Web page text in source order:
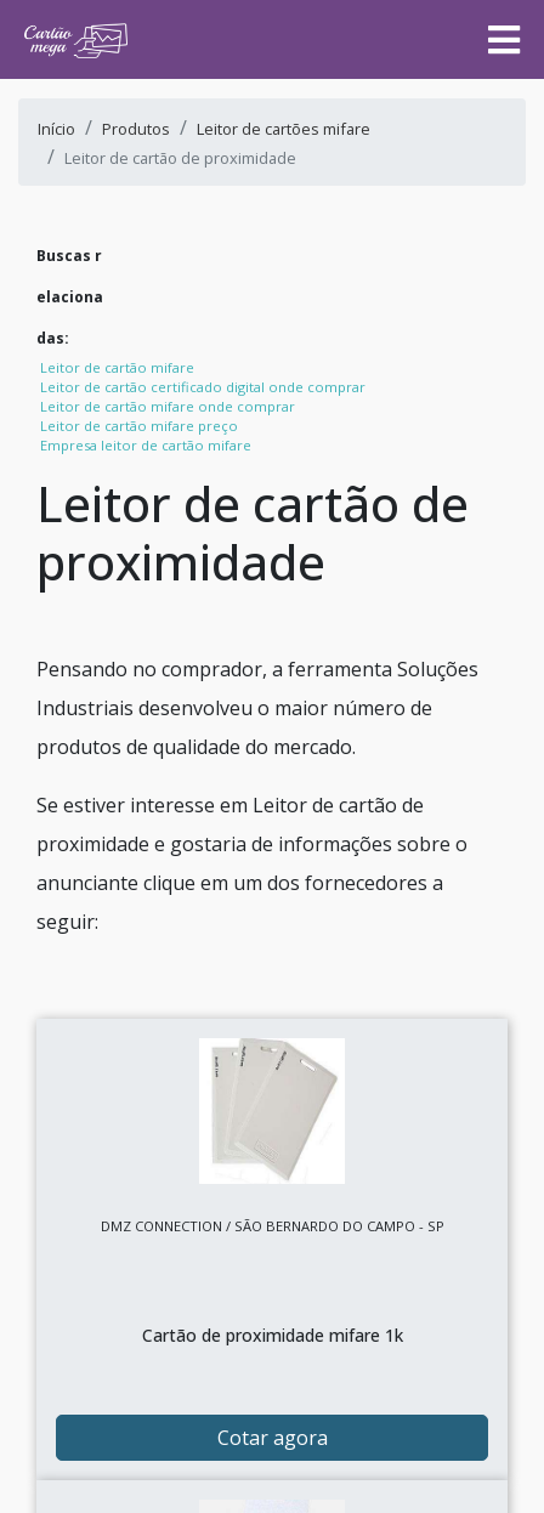
Início Produtos
Leitor de cartões mifare
Leitor de cartão de proximidade
Buscas r
elaciona
das:
Leitor de cartão mifare
Leitor de cartão certificado digital onde comprar
Leitor de cartão mifare onde comprar
Leitor de cartão mifare preço
Empresa leitor de cartão mifare
Leitor de cartão de
proximidade
Pensando no comprador, a ferramenta Soluções
Industriais desenvolveu o maior número de
produtos de qualidade do mercado.
Se estiver interesse em Leitor de cartão de
proximidade e gostaria de informações sobre o
anunciante clique em um dos fornecedores a
seguir:
DMZ CONNECTION / SÃO BERNARDO DO CAMPO - SP
Cartão de proximidade mifare 1k
Cotar agora